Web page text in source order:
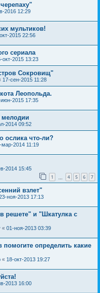
2016 12:29
мультиков!
2015 22:56
сериала
окт-2015 13:23
Сокровищ"
17-сен-2015 11:28
Леопольда.
2015 17:35
2014 09:52
что-ли?
мар-2014 11:19
2014 15:45
1 4 5 6 7
взлет"
ноя-2013 17:13
решете" и "Шкатулка с
« 01-ноя-2013 03:39
определить какие
« 18-окт-2013 19:27
2013 16:00